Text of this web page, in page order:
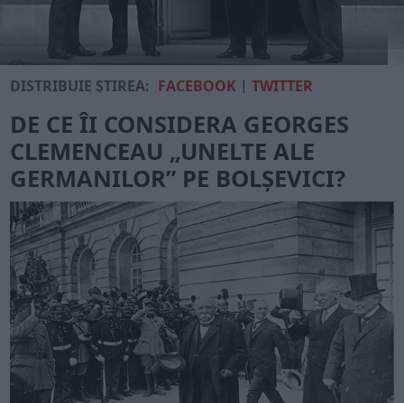
DISTRIBUIE ȘTIREA: FACEBOOK |TWITTER
DE CE ÎI CONSIDERA GEORGES
CLEMENCEAU „UNELTE ALE
GERMANILOR” PE BOLȘEVICI?